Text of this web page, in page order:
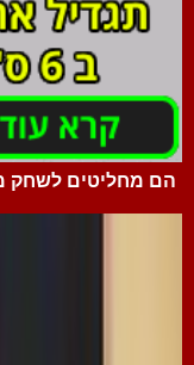
הם מחליטים לשחק